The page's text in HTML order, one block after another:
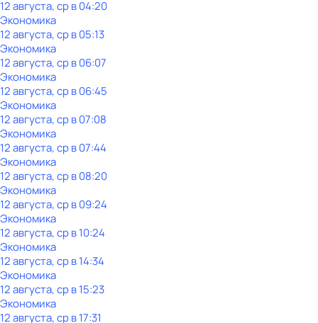
12 августа, ср в 04:20
Экономика
12 августа, ср в 05:13
Экономика
12 августа, ср в 06:07
Экономика
12 августа, ср в 06:45
Экономика
12 августа, ср в 07:08
Экономика
12 августа, ср в 07:44
Экономика
12 августа, ср в 08:20
Экономика
12 августа, ср в 09:24
Экономика
12 августа, ср в 10:24
Экономика
12 августа, ср в 14:34
Экономика
12 августа, ср в 15:23
Экономика
12 августа, ср в 17:31